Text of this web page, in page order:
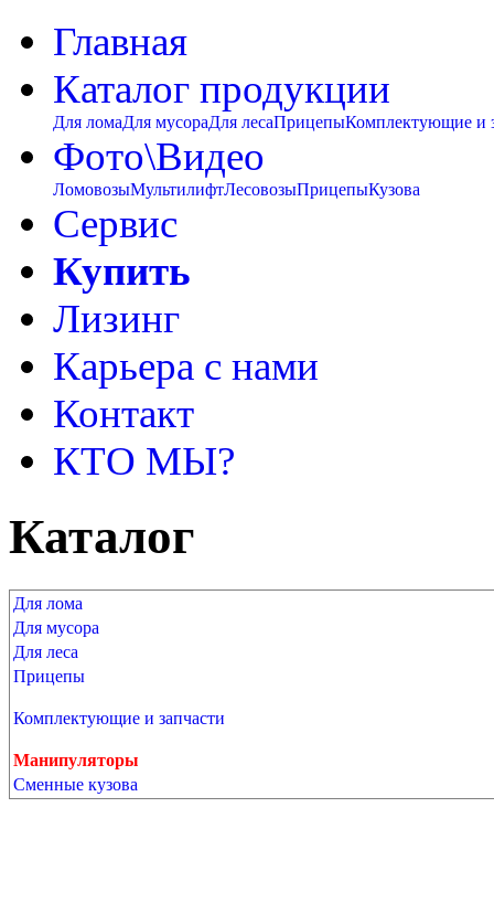
Главная
Каталог продукции
Для ломаДля мусораДля лесаПрицепыКомплектующие и
Фото\Видео
ЛомовозыМультилифтЛесовозыПрицепыКузова
Сервис
Купить
Лизинг
Карьера с нами
Контакт
КТО МЫ?
Каталог
Для лома
Для мусора
Для леса
Прицепы
Комплектующие и запчасти
Манипуляторы
Сменные кузова